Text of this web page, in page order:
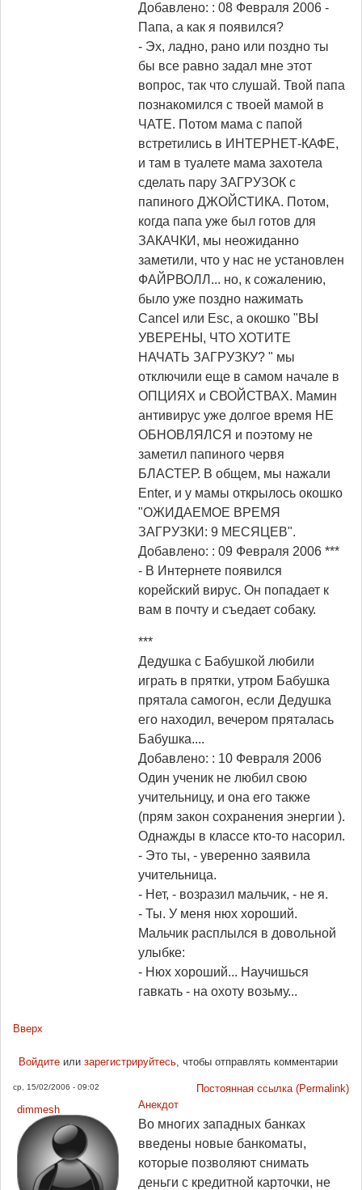
Добавлено: : 08 Февраля 2006 -
Папа, а как я появился?
- Эх, ладно, рано или поздно ты
бы все равно задал мне этот
вопрос, так что слушай. Твой папа
познакомился с твоей мамой в
ЧАТЕ. Потом мама с папой
встретились в ИНТЕРНЕТ-КАФЕ,
и там в туалете мама захотела
сделать пару ЗАГРУЗОК с
папиного ДЖОЙСТИКА. Потом,
когда папа уже был готов для
ЗАКАЧКИ, мы неожиданно
заметили, что у нас не установлен
ФАЙРВОЛЛ... но, к сожалению,
было уже поздно нажимать
Cancel или Esc, а окошко "ВЫ
УВЕРЕНЫ, ЧТО ХОТИТЕ
НАЧАТЬ ЗАГРУЗКУ? " мы
отключили еще в самом начале в
ОПЦИЯХ и СВОЙСТВАХ. Мамин
антивирус уже долгое время НЕ
ОБНОВЛЯЛСЯ и поэтому не
заметил папиного червя
БЛАСТЕР. В общем, мы нажали
Enter, и у мамы открылось окошко
"ОЖИДАЕМОЕ ВРЕМЯ
ЗАГРУЗКИ: 9 МЕСЯЦЕВ".
Добавлено: : 09 Февраля 2006 ***
- В Интернете появился
корейский вирус. Он попадает к
вам в почту и съедает собаку.
***
Дедушка с Бабушкой любили
играть в прятки, утром Бабушка
прятала самогон, если Дедушка
его находил, вечером пряталась
Бабушка....
Добавлено: : 10 Февраля 2006
Один ученик не любил свою
учительницу, и она его также
(прям закон сохранения энергии ).
Однажды в классе кто-то насорил.
- Это ты, - уверенно заявила
учительница.
- Нет, - возразил мальчик, - не я.
- Ты. У меня нюх хороший.
Мальчик расплылся в довольной
улыбке:
- Нюх хороший... Научишься
гавкать - на охоту возьму...
Вверх
Войдитеили зарегистрируйтесь, чтобы отправлять комментарии
ср, 15/02/2006 - 09:02
Постоянная ссылка (Permalink)
dimmesh
Анекдот
Во многих западных банках
введены новые банкоматы,
которые позволяют снимать
деньги с кредитной карточки, не